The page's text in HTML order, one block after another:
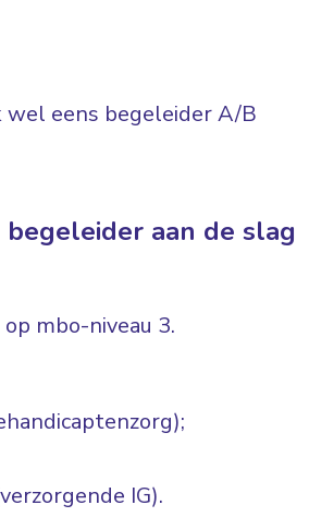
eens begeleider A/B
aan de slag
mbo-niveau 3.
IG).